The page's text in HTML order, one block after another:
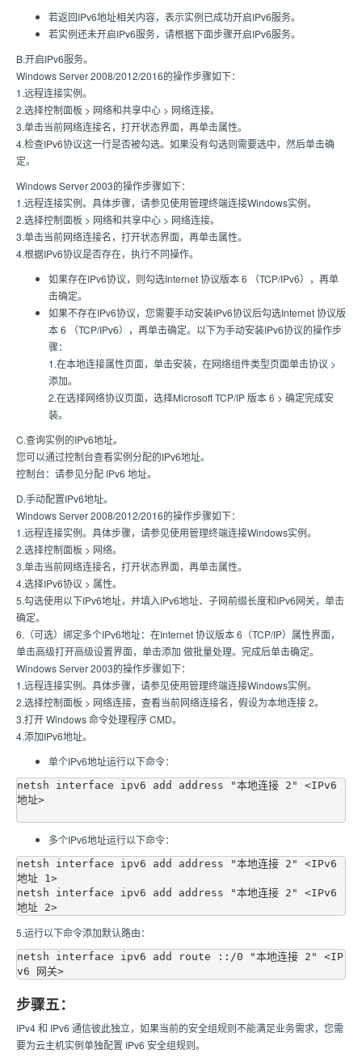
若返回IPv6地址相关内容，表示实例已成功开启IPv6服务。
若实例还未开启IPv6服务，请根据下面步骤开启IPv6服务。
B.开启IPv6服务。
Windows Server 2008/2012/2016的操作步骤如下：
1.远程连接实例。
2.选择控制面板 > 网络和共享中心 > 网络连接。
3.单击当前网络连接名，打开状态界面，再单击属性。
4.检查IPv6协议这一行是否被勾选。如果没有勾选则需要选中，然后单击确
定。
Windows Server 2003的操作步骤如下：
1.远程连接实例。具体步骤，请参见使用管理终端连接Windows实例。
2.选择控制面板 > 网络和共享中心 > 网络连接。
3.单击当前网络连接名，打开状态界面，再单击属性。
4.根据IPv6协议是否存在，执行不同操作。
如果存在IPv6协议，则勾选Internet 协议版本 6 （TCP/IPv6），再单
击确定。
如果不存在IPv6协议，您需要手动安装IPv6协议后勾选Internet 协议版
本 6 （TCP/IPv6），再单击确定。以下为手动安装IPv6协议的操作步
骤：
1.在本地连接属性页面，单击安装，在网络组件类型页面单击协议 >
添加。
2.在选择网络协议页面，选择Microsoft TCP/IP 版本 6 > 确定完成安
装。
C.查询实例的IPv6地址。
您可以通过控制台查看实例分配的IPv6地址。
控制台：请参见分配 IPv6 地址。
D.手动配置IPv6地址。
Windows Server 2008/2012/2016的操作步骤如下：
1.远程连接实例。具体步骤，请参见使用管理终端连接Windows实例。
2.选择控制面板 > 网络。
3.单击当前网络连接名，打开状态界面，再单击属性。
4.选择IPv6协议 > 属性。
5.勾选使用以下IPv6地址，并填入IPv6地址、子网前缀长度和IPv6网关，单击
确定。
6.（可选）绑定多个IPv6地址：在Internet 协议版本 6（TCP/IP）属性界面，
单击高级打开高级设置界面，单击添加 做批量处理。完成后单击确定。
Windows Server 2003的操作步骤如下：
1.远程连接实例。具体步骤，请参见使用管理终端连接Windows实例。
2.选择控制面板 > 网络连接，查看当前网络连接名，假设为本地连接 2。
3.打开 Windows 命令处理程序 CMD。
4.添加IPv6地址。
单个IPv6地址运行以下命令：
netsh interface ipv6 add address "本地连接 2" <IPv6
地址>
多个IPv6地址运行以下命令：
netsh interface ipv6 add address "本地连接 2" <IPv6
地址 1>
netsh interface ipv6 add address "本地连接 2" <IPv6
5.运行以下命令添加默认路由：
netsh interface ipv6 add route ::/0 "本地连接 2" <IP
步骤五：
IPv4 和 IPv6 通信彼此独立，如果当前的安全组规则不能满足业务需求，您需
要为云主机实例单独配置 IPv6 安全组规则。